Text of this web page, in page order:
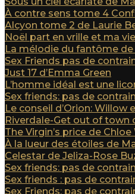
À contre sens tome 4
Alcyon tome 2 de Laurie
Noël part en vrille et ma vie
La mélodie du fantôme de
Sex Friends pas de
Just 17 d’Emma Green
L’homme idéal est une
Sex friends: pas de
Le conseil d’Orion: Willow
Riverdale-Get out of town
The Virgin’s price de
À la lueur des étoiles de
Celestar de Jeliza-Rose
Sex friends: pas de
Sex friends : pas de
Sex Friends: pas de